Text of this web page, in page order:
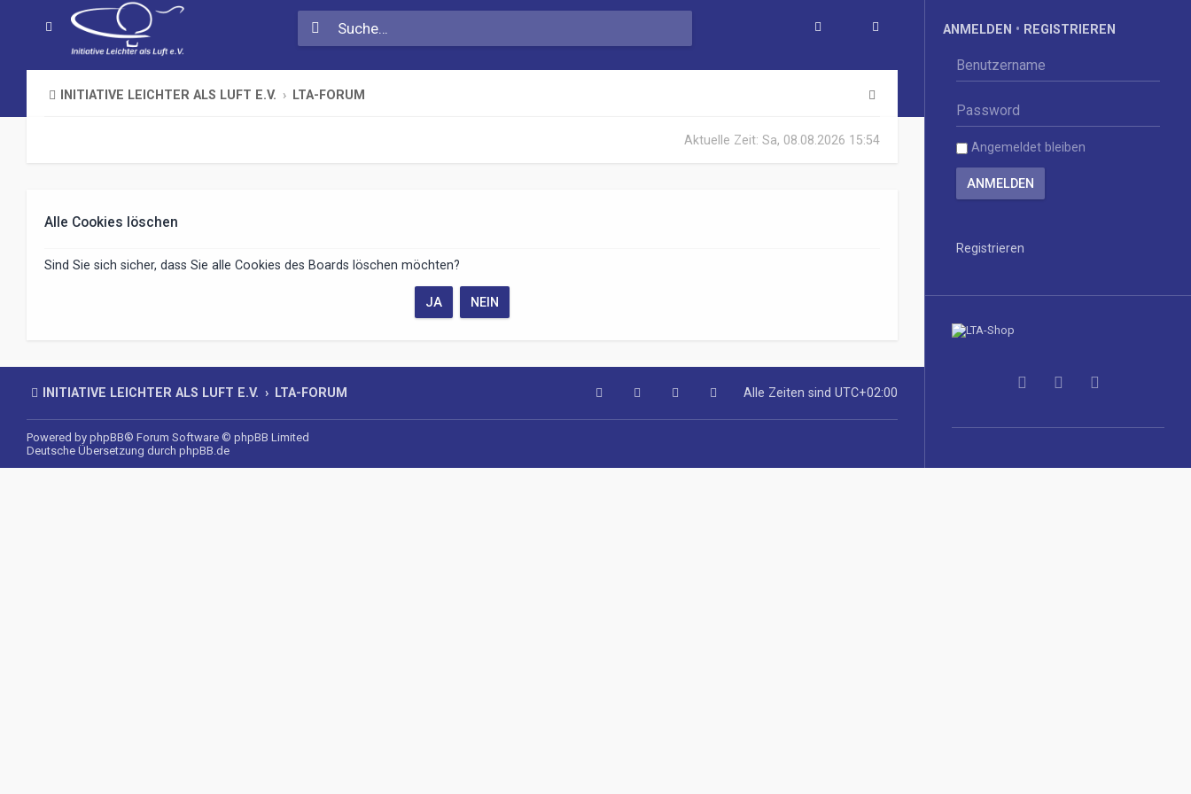
INITIATIVE LEICHTER ALS LUFT E.V. LTA-FORUM
Aktuelle Zeit: Sa, 08.08.2026 15:54
Alle Cookies löschen
Sind Sie sich sicher, dass Sie alle Cookies des Boards löschen möchten?
INITIATIVE LEICHTER ALS LUFT E.V. LTA-FORUM Alle Zeiten sind UTC+02:00
Powered by phpBB® Forum Software © phpBB Limited
Deutsche Übersetzung durch phpBB.de
ANMELDEN • REGISTRIEREN
Angemeldet bleiben
Registrieren